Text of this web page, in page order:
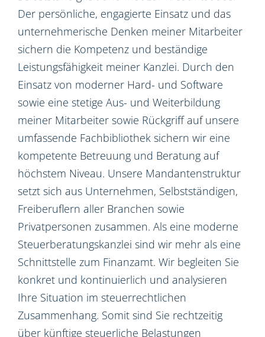
Der persönliche, engagierte Einsatz und das
unternehmerische Denken meiner Mitarbeiter
sichern die Kompetenz und beständige
Leistungsfähigkeit meiner Kanzlei. Durch den
Einsatz von moderner Hard- und Software
sowie eine stetige Aus- und Weiterbildung
meiner Mitarbeiter sowie Rückgriff auf unsere
umfassende Fachbibliothek sichern wir eine
kompetente Betreuung und Beratung auf
höchstem Niveau. Unsere Mandantenstruktur
setzt sich aus Unternehmen, Selbstständigen,
Freiberuflern aller Branchen sowie
Privatpersonen zusammen. Als eine moderne
Steuerberatungskanzlei sind wir mehr als eine
Schnittstelle zum Finanzamt. Wir begleiten Sie
konkret und kontinuierlich und analysieren
Ihre Situation im steuerrechtlichen
Zusammenhang. Somit sind Sie rechtzeitig
über künftige steuerliche Belastungen